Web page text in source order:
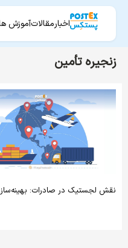
اخبارمقالاتآموزش
زنجیره تأمین
نقش لجستیک در صادرات: